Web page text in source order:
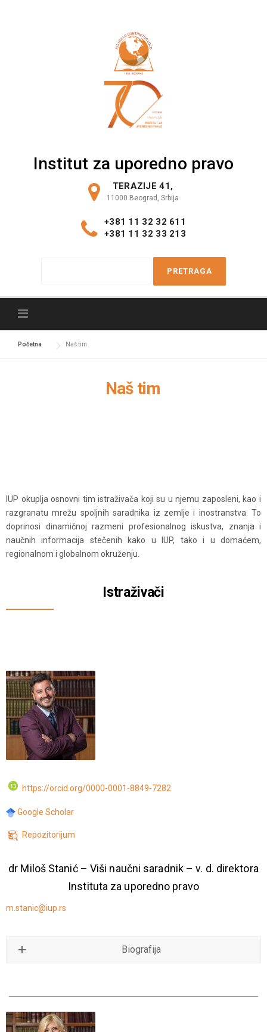
Institut za uporedno pravo
TERAZIJE 41,
11000 Beograd, Srbija
+381 11 32 32 611
+381 11 32 33 213
h
f
Početna Naš tim
Naš tim
IUP okuplja osnovni tim istraživača koji su u njemu zaposleni, kao i
razgranatu mrežu spoljnih saradnika iz zemlje i inostranstva. To
doprinosi dinamičnoj razmeni profesionalnog iskustva, znanja i
naučnih informacija stečenih kako u IUP, tako i u domaćem,
regionalnom i globalnom okruženju.
Istraživači
https://orcid.org/0000-0001-8849-7282
Google Scholar
Repozitorijum
dr Miloš Stanić – Viši naučni saradnik – v. d. direktora
Instituta za uporedno pravo
m.stanic@iup.rs
Biografija